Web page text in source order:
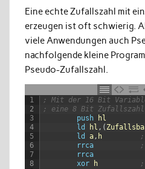
Eine echte Zufallszahl mit
erzeugen ist oft schwierig.
viele Anwendungen auch
nachfolgende kleine
Pseudo-Zufallszahl.
1
2
3
4
5
6
7
8
; Mit der 16 Bit
; eine 8 Bit Zufallszahl
push
hl
ld
hl , (
ld
a, h
rrca
rrca
xor
h